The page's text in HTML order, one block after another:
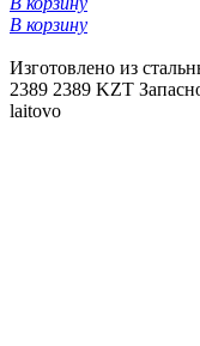
В корзину
Изготовлено из
2389 2389 KZT
laitovo